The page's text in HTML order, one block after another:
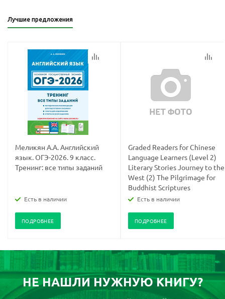
Лучшие предложения
Меликян А.А. Английский
язык. ОГЭ-2026. 9 класс.
Тренинг: все типы заданий
Есть в наличии
ПОДРОБНЕЕ
Graded Readers for Chinese
Language Learners (Level 2)
Literary Stories Journey to the
West (2) The Pilgrimage for
Buddhist Scriptures
Есть в наличии
ПОДРОБНЕЕ
НЕ НАШЛИ НУЖНУЮ КНИГУ?